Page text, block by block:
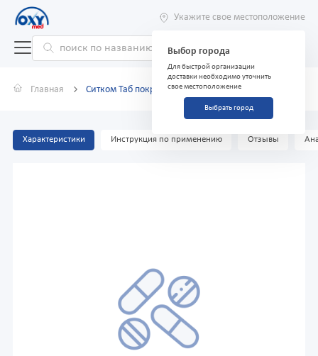
Укажите свое местоположение
Выбор города
Для быстрой организации
доставки необходимо уточнить
свое местоположение
Выбрать город
Главная Ситком Таб покрытые плен оболочкой 100мг №14
Характеристики Инструкция по применению Отзывы